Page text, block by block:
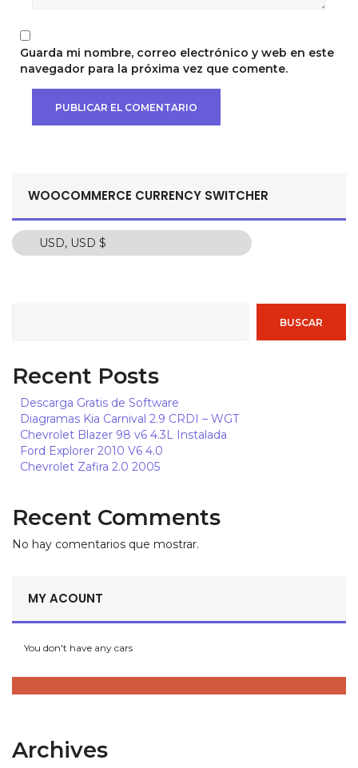
Guarda mi nombre, correo electrónico y web en este
navegador para la próxima vez que comente.
WOOCOMMERCE CURRENCY SWITCHER
USD, USD $
USD, USD $
CLP, $
EUR, €
BRL, R$
DOP, $
BUSCAR
Recent Posts
Descarga Gratis de Software
Diagramas Kia Carnival 2.9 CRDI – WGT
Chevrolet Blazer 98 v6 4.3L Instalada
Ford Explorer 2010 V6 4.0
Chevrolet Zafira 2.0 2005
Recent Comments
No hay comentarios que mostrar.
MY ACOUNT
You don't have any cars
Archives